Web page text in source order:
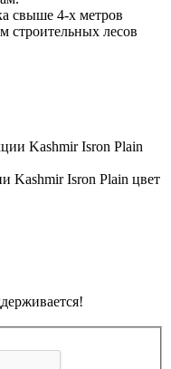
свыше 4-х метров
строительных лесов
Kashmir Isron Plain цвет